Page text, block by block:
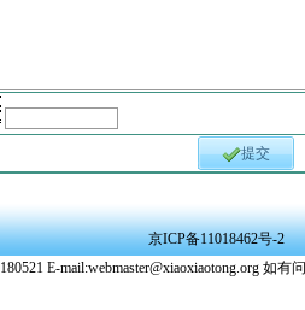
提交
京ICP备11018462号-2
E-mail:webmaster@xiaoxiaotong.org 如